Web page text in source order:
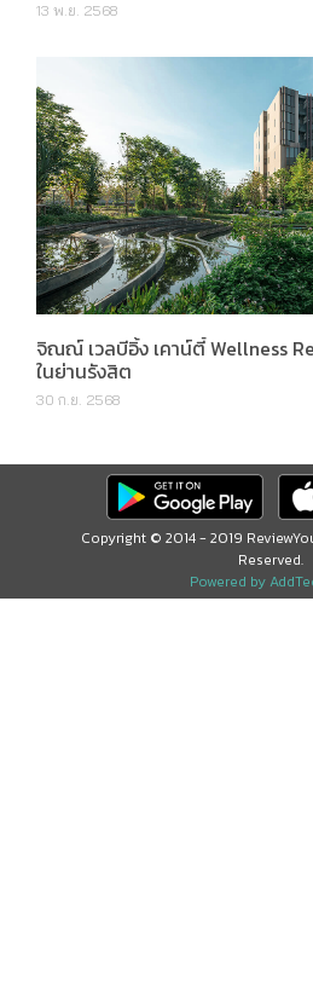
13 พ.ย. 2568
จิณณ์ เวลบีอิ้ง เคาน์ตี้ Wellness
ในย่านรังสิต
30 ก.ย. 2568
Copyright © 2014 - 2019
Reserved.
Powered by